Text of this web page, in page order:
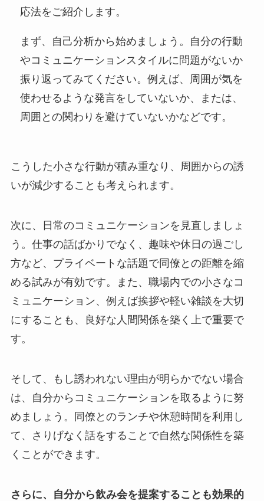
応法をご紹介します。
まず、自己分析から始めましょう。自分の行動
やコミュニケーションスタイルに問題がないか
振り返ってみてください。例えば、周囲が気を
使わせるような発言をしていないか、または、
周囲との関わりを避けていないかなどです。
こうした小さな行動が積み重なり、周囲からの誘
いが減少することも考えられます。
次に、日常のコミュニケーションを見直しましょ
う。仕事の話ばかりでなく、趣味や休日の過ごし
方など、プライベートな話題で同僚との距離を縮
める試みが有効です。また、職場内での小さなコ
ミュニケーション、例えば挨拶や軽い雑談を大切
にすることも、良好な人間関係を築く上で重要で
す。
そして、もし誘われない理由が明らかでない場合
は、自分からコミュニケーションを取るように努
めましょう。同僚とのランチや休憩時間を利用し
て、さりげなく話をすることで自然な関係性を築
くことができます。
さらに、自分から飲み会を提案することも効果的